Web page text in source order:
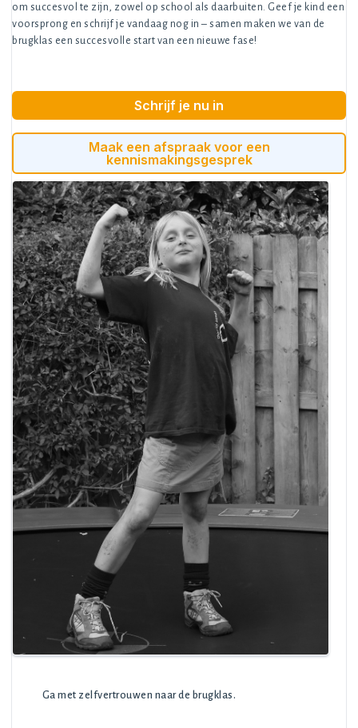
om succesvol te zijn, zowel op school als daarbuiten. Geef je kind een
voorsprong en schrijf je vandaag nog in – samen maken we van de
brugklas een succesvolle start van een nieuwe fase!
Schrijf je nu in
Maak een afspraak voor een
kennismakingsgesprek
Ga met zelfvertrouwen naar de brugklas.